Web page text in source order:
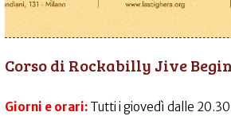
Corso di Rockabilly Jive
Giorni e orari: Tutti i giovedì dalle